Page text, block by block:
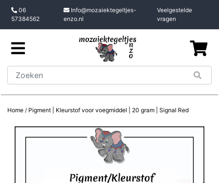
06
57384562
Info@mozaiektegeltjes-
enzo.nl
Veelgestelde
vragen
Home / Pigment | Kleurstof voor voegmiddel | 20 gram | Signal Red